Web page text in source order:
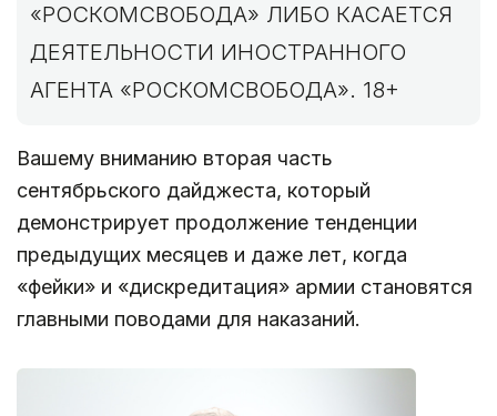
«РОСКОМСВОБОДА» ЛИБО КАСАЕТСЯ
ДЕЯТЕЛЬНОСТИ ИНОСТРАННОГО
АГЕНТА «РОСКОМСВОБОДА». 18+
Вашему вниманию вторая часть
сентябрьского дайджеста, который
демонстрирует продолжение тенденции
предыдущих месяцев и даже лет, когда
«фейки» и «дискредитация» армии становятся
главными поводами для наказаний.